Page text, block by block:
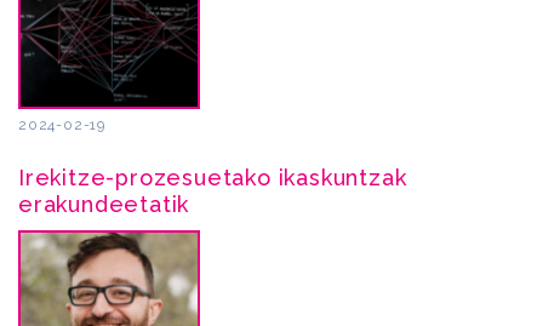
2024-02-19
Irekitze-prozesuetako ikaskuntzak
erakundeetatik